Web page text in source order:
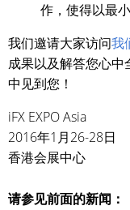
作，使得以最
我们邀请大家访问我
成果以及解答您心
中见到您！
iFX EXPO Asia
2016年1月26-28日
香港会展中心
请参见前面的新闻：